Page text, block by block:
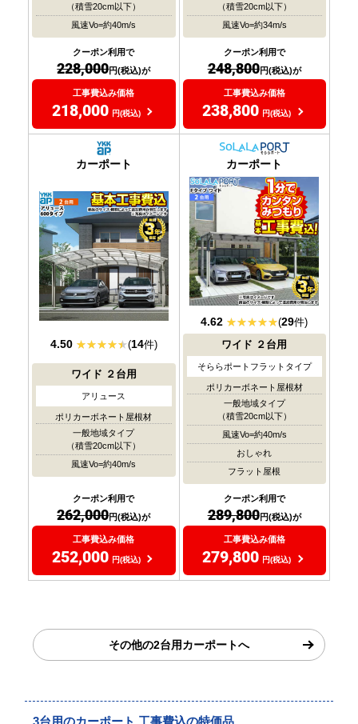
（積雪20cm以下）
風速Vo=約40m/s
クーポン利用で
228,000円(税込)が
工事費込み価格
218,000 円(税込)
（積雪20cm以下）
風速Vo=約34m/s
クーポン利用で
248,800円(税込)が
工事費込み価格
238,800 円(税込)
カーポート
4.50 (14件)
ワイド ２台用
アリュース
ポリカーボネート屋根材
一般地域タイプ
（積雪20cm以下）
風速Vo=約40m/s
クーポン利用で
262,000円(税込)が
工事費込み価格
252,000 円(税込)
カーポート
4.62 (29件)
ワイド ２台用
そららポートフラットタイプ
ポリカーボネート屋根材
一般地域タイプ
（積雪20cm以下）
風速Vo=約40m/s
おしゃれ
フラット屋根
クーポン利用で
289,800円(税込)が
工事費込み価格
279,800 円(税込)
その他の2台用カーポートへ
3台用のカーポート 工事費込の特価品